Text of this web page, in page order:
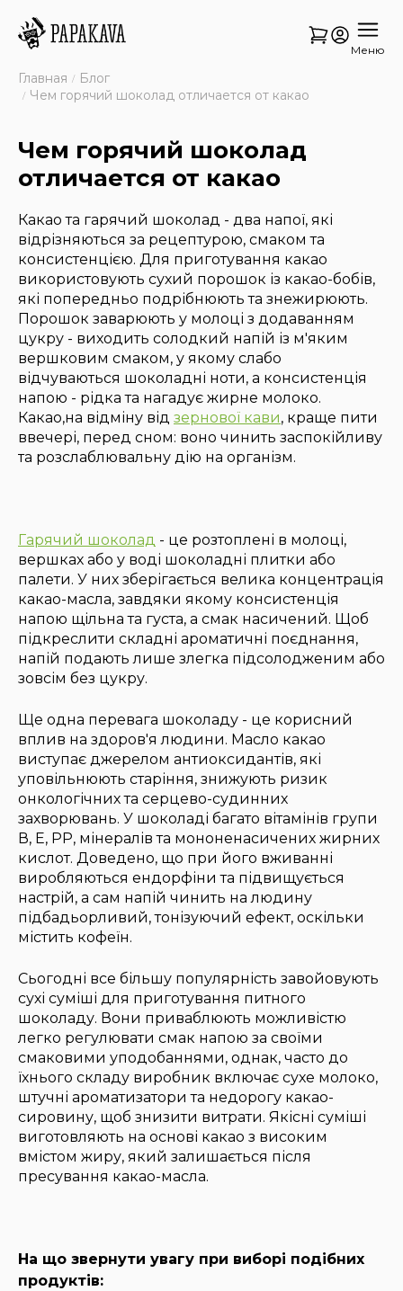
Меню
Главная
Блог
Чем горячий шоколад отличается от какао
Чем горячий шоколад
отличается от какао
Какао та гарячий шоколад - два напої, які
відрізняються за рецептурою, смаком та
консистенцією. Для приготування какао
використовують сухий порошок із какао-бобів,
які попередньо подрібнюють та знежирюють.
Порошок заварюють у молоці з додаванням
цукру - виходить солодкий напій із м'яким
вершковим смаком, у якому слабо
відчуваються шоколадні ноти, а консистенція
напою - рідка та нагадує жирне молоко.
Какао,на відміну від зернової кави, краще пити
ввечері, перед сном: воно чинить заспокійливу
та розслаблювальну дію на організм.
Гарячий шоколад - це розтоплені в молоці,
вершках або у воді шоколадні плитки або
палети. У них зберігається велика концентрація
какао-масла, завдяки якому консистенція
напою щільна та густа, а смак насичений. Щоб
підкреслити складні ароматичні поєднання,
напій подають лише злегка підсолодженим або
зовсім без цукру.
Ще одна перевага шоколаду - це корисний
вплив на здоров'я людини. Масло какао
виступає джерелом антиоксидантів, які
уповільнюють старіння, знижують ризик
онкологічних та серцево-судинних
захворювань. У шоколаді багато вітамінів групи
В, E, PP, мінералів та мононенасичених жирних
кислот. Доведено, що при його вживанні
виробляються ендорфіни та підвищується
настрій, а сам напій чинить на людину
підбадьорливий, тонізуючий ефект, оскільки
містить кофеїн.
Сьогодні все більшу популярність завойовують
сухі суміші для приготування питного
шоколаду. Вони приваблюють можливістю
легко регулювати смак напою за своїми
смаковими уподобаннями, однак, часто до
їхнього складу виробник включає сухе молоко,
штучні ароматизатори та недорогу какао-
сировину, щоб знизити витрати. Якісні суміші
виготовляють на основі какао з високим
вмістом жиру, який залишається після
пресування какао-масла.
На що звернути увагу при виборі подібних
продуктів: